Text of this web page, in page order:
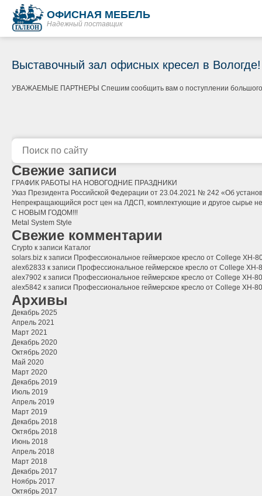
ОФИСНАЯ МЕБЕЛЬ
Надежный поставщик
Выставочный зал офисных кресел в Вологде!
УВАЖАЕМЫЕ ПАРТНЕРЫ Спешим сообщить вам о поступлении большого
Свежие записи
ГРАФИК РАБОТЫ НА НОВОГОДНИЕ ПРАЗДНИКИ
Указ Президента Российской Федерации от 23.04.2021 № 242 «Об
Непрекращающийся рост цен на ЛДСП, комплектующие и другое сырье
С НОВЫМ ГОДОМ!!!
Metal System Style
Свежие комментарии
Crypto к записи Каталог
solars.biz к записи Профессиональное геймерское кресло от College XH-
alex62833 к записи Профессиональное геймерское кресло от College XH-
alex7902 к записи Профессиональное геймерское кресло от College XH-
alex5842 к записи Профессиональное геймерское кресло от College XH-
Архивы
Декабрь 2025
Апрель 2021
Март 2021
Декабрь 2020
Октябрь 2020
Май 2020
Март 2020
Декабрь 2019
Июль 2019
Апрель 2019
Март 2019
Декабрь 2018
Октябрь 2018
Июнь 2018
Апрель 2018
Март 2018
Декабрь 2017
Ноябрь 2017
Октябрь 2017